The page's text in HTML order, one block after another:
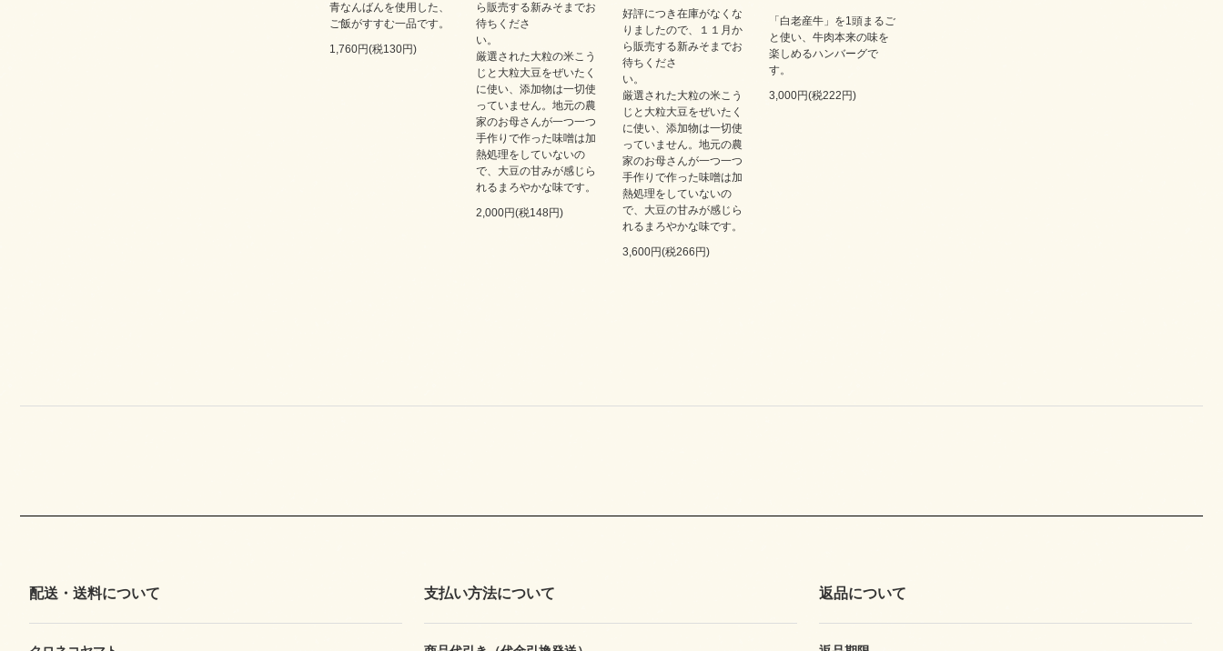
青なんばんを使用した、
ご飯がすすむ一品です。
1,760円(税130円)
ら販売する新みそまでお
待ちくださ
い。
厳選された大粒の米こう
じと大粒大豆をぜいたく
に使い、添加物は一切使
っていません。地元の農
家のお母さんが一つ一つ
手作りで作った味噌は加
熱処理をしていないの
で、大豆の甘みが感じら
れるまろやかな味です。
2,000円(税148円)
好評につき在庫がなくな
りましたので、１１月か
ら販売する新みそまでお
待ちくださ
い。
厳選された大粒の米こう
じと大粒大豆をぜいたく
に使い、添加物は一切使
っていません。地元の農
家のお母さんが一つ一つ
手作りで作った味噌は加
熱処理をしていないの
で、大豆の甘みが感じら
れるまろやかな味です。
3,600円(税266円)
「白老産牛」を1頭まるご
と使い、牛肉本来の味を
楽しめるハンバーグで
す。
3,000円(税222円)
配送・送料について 支払い方法について 返品について